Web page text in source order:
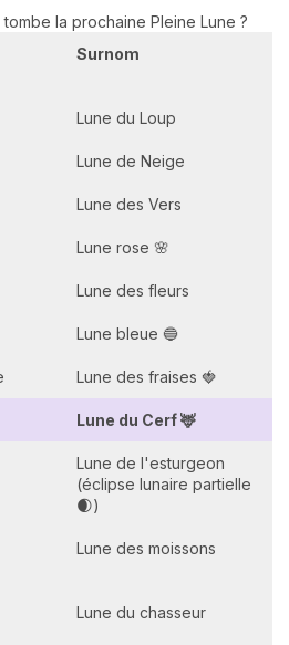
la prochaine Pleine Lune ?
Surnom
Lune du Loup
Lune de Neige
Lune des Vers
Lune rose 🌸
Lune des fleurs
Lune bleue 🔵
Lune des fraises 🍓
Lune du Cerf 🦌
Lune de l'esturgeon
(éclipse lunaire partielle
🌒)
Lune des moissons
Lune du chasseur